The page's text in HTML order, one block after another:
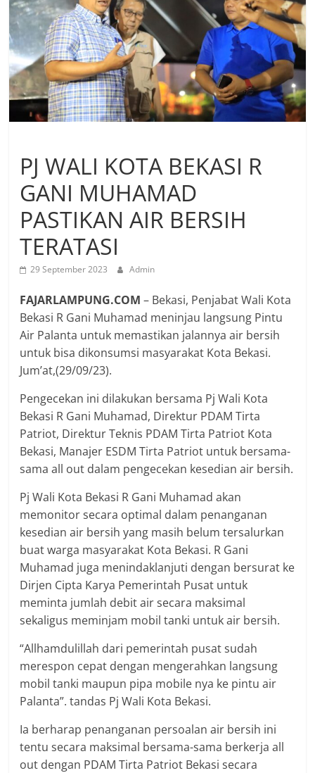
PJ WALI KOTA BEKASI R
GANI MUHAMAD
PASTIKAN AIR BERSIH
TERATASI
29 September 2023 Admin
FAJARLAMPUNG.COM – Bekasi, Penjabat Wali Kota
Bekasi R Gani Muhamad meninjau langsung Pintu
Air Palanta untuk memastikan jalannya air bersih
untuk bisa dikonsumsi masyarakat Kota Bekasi.
Jum’at,(29/09/23).
Pengecekan ini dilakukan bersama Pj Wali Kota
Bekasi R Gani Muhamad, Direktur PDAM Tirta
Patriot, Direktur Teknis PDAM Tirta Patriot Kota
Bekasi, Manajer ESDM Tirta Patriot untuk bersama-
sama all out dalam pengecekan kesedian air bersih.
Pj Wali Kota Bekasi R Gani Muhamad akan
memonitor secara optimal dalam penanganan
kesedian air bersih yang masih belum tersalurkan
buat warga masyarakat Kota Bekasi. R Gani
Muhamad juga menindaklanjuti dengan bersurat ke
Dirjen Cipta Karya Pemerintah Pusat untuk
meminta jumlah debit air secara maksimal
sekaligus meminjam mobil tanki untuk air bersih.
“Allhamdulillah dari pemerintah pusat sudah
merespon cepat dengan mengerahkan langsung
mobil tanki maupun pipa mobile nya ke pintu air
Palanta”. tandas Pj Wali Kota Bekasi.
Ia berharap penanganan persoalan air bersih ini
tentu secara maksimal bersama-sama berkerja all
out dengan PDAM Tirta Patriot Bekasi secara